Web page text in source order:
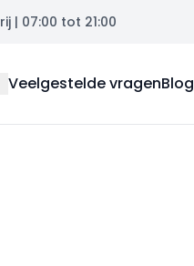
| 07:00 tot 21:00
Veelgestelde vragenBlog